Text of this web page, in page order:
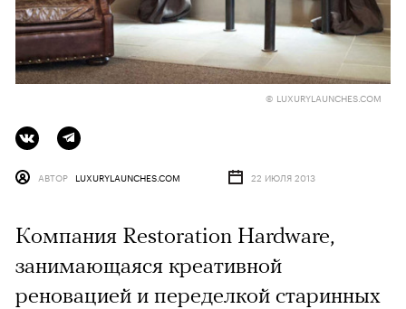
© LUXURYLAUNCHES.COM
АВТОР LUXURYLAUNCHES.COM 22 ИЮЛЯ 2013
Компания Restoration Hardware,
занимающаяся креативной
реновацией и переделкой старинных